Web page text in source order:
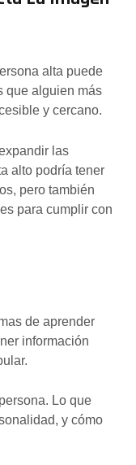
alta puede
que alguien más
y cercano.
las
alto podría tener
pero también
para cumplir con
de aprender
información
Lo que
y cómo